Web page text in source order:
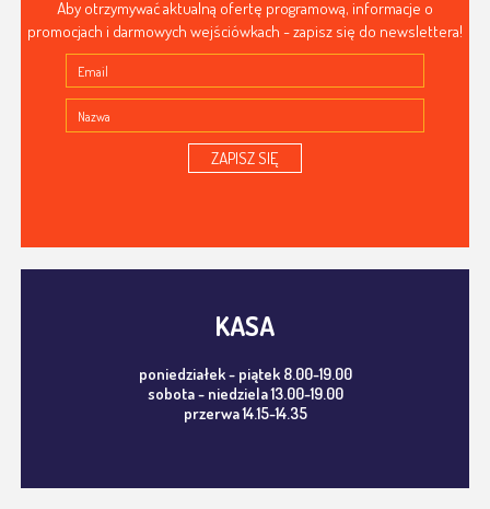
Aby otrzymywać aktualną ofertę programową, informacje o
promocjach i darmowych wejściówkach - zapisz się do newslettera!
ZAPISZ SIĘ
KASA
poniedziałek - piątek 8.00-19.00
sobota - niedziela 13.00-19.00
przerwa 14.15-14.35